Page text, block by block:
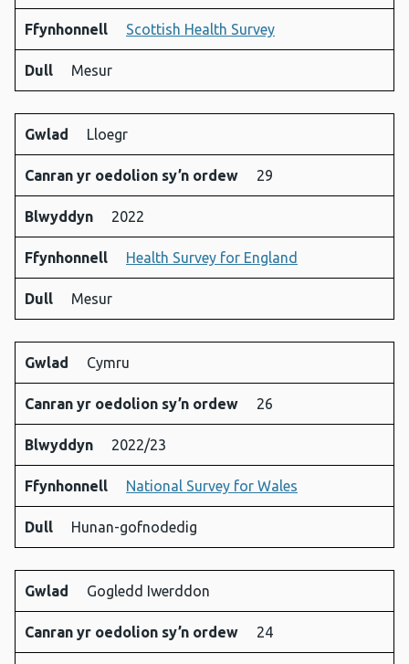
ordew
Ffynhonnell Scottish Health Survey
Dull Mesur
Gwlad Lloegr
Canran yr oedolion sy’n ordew 29
Blwyddyn 2022
Ffynhonnell Health Survey for England
Dull Mesur
Gwlad Cymru
Canran yr oedolion sy’n ordew 26
Blwyddyn 2022/23
Ffynhonnell National Survey for Wales
Dull Hunan-gofnodedig
Gwlad Gogledd Iwerddon
Canran yr oedolion sy’n ordew 24